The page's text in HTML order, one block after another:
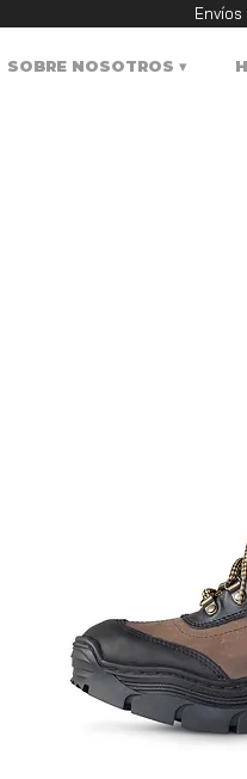
SOBRE NOSOT‍ROS ▾‍‍‍‍‍‍